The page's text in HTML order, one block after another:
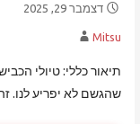
דצמבר 29, 2025
Mitsu
תיאור כללי: טיולי
שהגשם לא יפריע לנו. זהו